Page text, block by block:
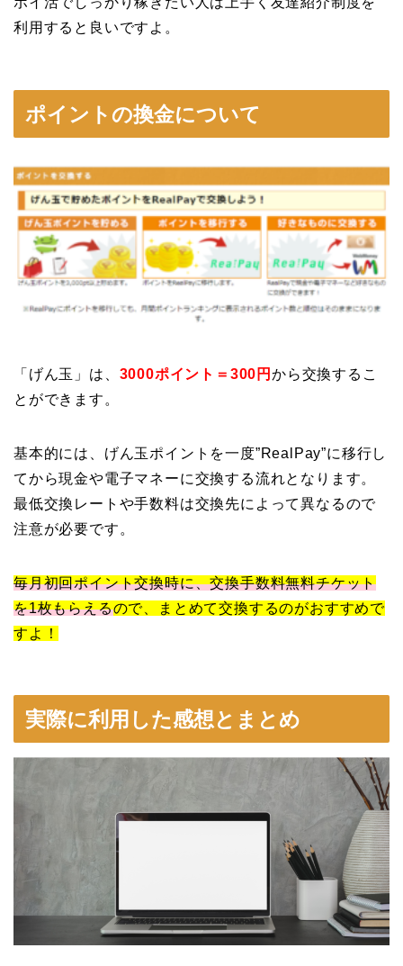
利用すると良いですよ。
ポイントの換金について
「げん玉」は、 3000ポイント＝300円から交換するこ
とができます。
基本的には、げん玉ポイントを一度”RealPay”に移行し
てから現金や電子マネーに交換する流れとなります。
最低交換レートや手数料は交換先によって異なるので
注意が必要です。
毎月初回ポイント交換時に、交換手数料無料チケット
を1枚もらえるので、まとめて交換するのがおすすめで
すよ！
実際に利用した感想とまとめ